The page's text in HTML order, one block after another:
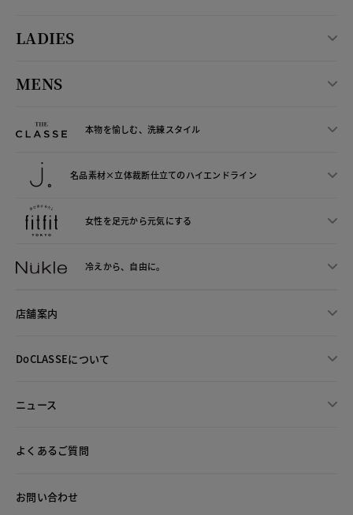
LADIES
MENS
本物を愉しむ、洗練スタイル
名品素材×立体裁断仕立てのハイエンドライン
女性を足元から元気にする
冷えから、 自由に。
店舗案内
DoCLASSEについて
ニュース
よくあるご質問
お問い合わせ